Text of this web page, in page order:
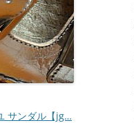
サンダル【jg…